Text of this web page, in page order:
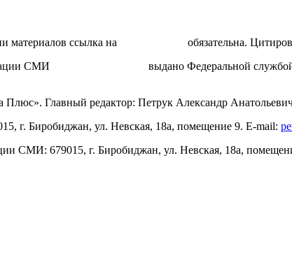
материалов ссылка на
обязательна.
СМИ
выдано Федеральной
Главный редактор: Петрук Александр
г. Биробиджан, ул. Невская, 18а, помещение 9. E-mail:
СМИ: 679015, г. Биробиджан, ул. Невская, 18а,